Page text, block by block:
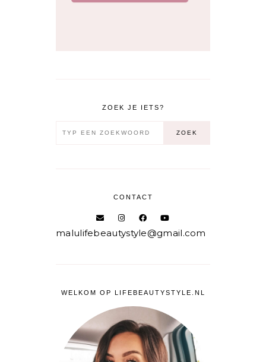
ZOEK JE IETS?
CONTACT
malulifebeautystyle@gmail.com
WELKOM OP LIFEBEAUTYSTYLE.NL